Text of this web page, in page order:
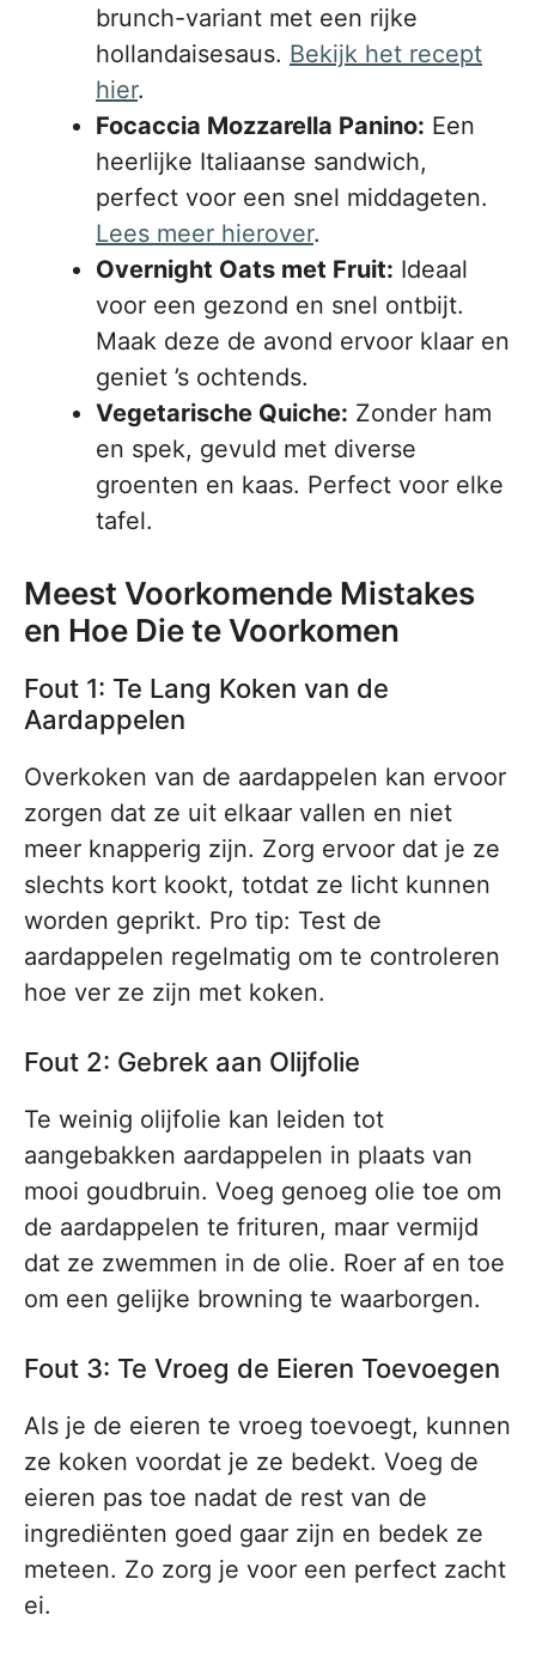
brunch-variant met een rijke
hollandaisesaus. Bekijk het recept
hier.
Focaccia Mozzarella Panino: Een
heerlijke Italiaanse sandwich,
perfect voor een snel middageten.
Lees meer hierover.
Overnight Oats met Fruit: Ideaal
voor een gezond en snel ontbijt.
Maak deze de avond ervoor klaar en
geniet ’s ochtends.
Vegetarische Quiche: Zonder ham
en spek, gevuld met diverse
groenten en kaas. Perfect voor elke
tafel.
Meest Voorkomende Mistakes
en Hoe Die te Voorkomen
Fout 1: Te Lang Koken van de
Aardappelen
Overkoken van de aardappelen kan ervoor
zorgen dat ze uit elkaar vallen en niet
meer knapperig zijn. Zorg ervoor dat je ze
slechts kort kookt, totdat ze licht kunnen
worden geprikt. Pro tip: Test de
aardappelen regelmatig om te controleren
hoe ver ze zijn met koken.
Fout 2: Gebrek aan Olijfolie
Te weinig olijfolie kan leiden tot
aangebakken aardappelen in plaats van
mooi goudbruin. Voeg genoeg olie toe om
de aardappelen te frituren, maar vermijd
dat ze zwemmen in de olie. Roer af en toe
om een gelijke browning te waarborgen.
Fout 3: Te Vroeg de Eieren Toevoegen
Als je de eieren te vroeg toevoegt, kunnen
ze koken voordat je ze bedekt. Voeg de
eieren pas toe nadat de rest van de
ingrediënten goed gaar zijn en bedek ze
meteen. Zo zorg je voor een perfect zacht
ei.